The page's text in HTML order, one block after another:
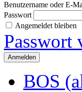
Benutzername oder E-
Passwort
Angemeldet bleiben
Passwort
BOS